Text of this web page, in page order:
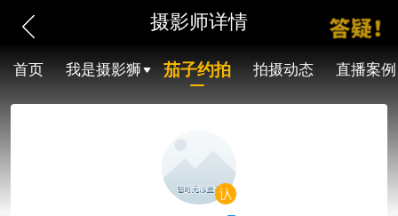
摄影师详情
首页 我是摄影狮 茄子约拍 拍摄动态 直播案例